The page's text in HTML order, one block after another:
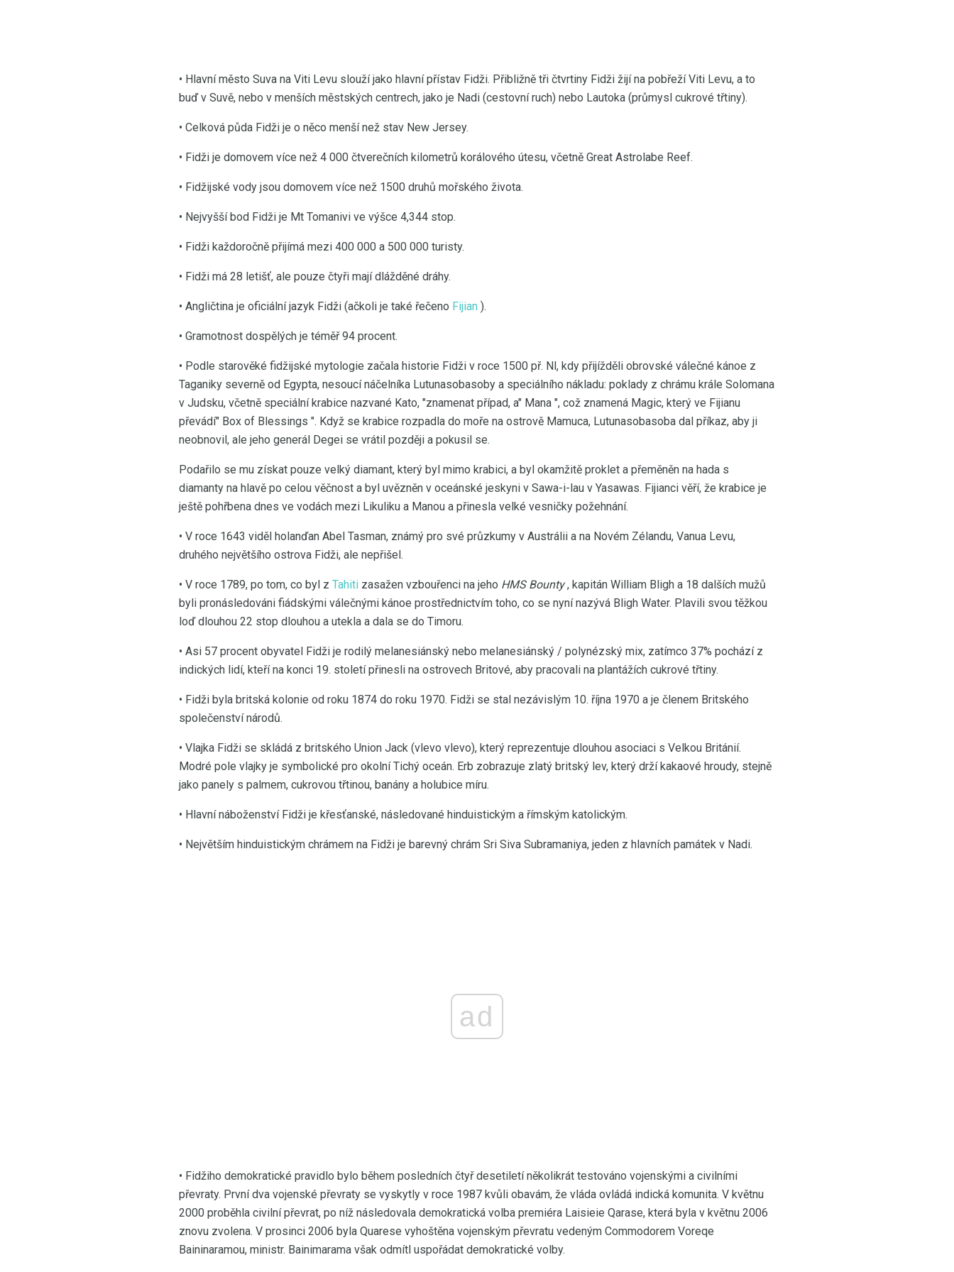
• Hlavní město Suva na Viti Levu slouží jako hlavní přístav Fidži. Přibližně tři čtvrtiny Fidži žijí na pobřeží Viti Levu, a to
buď v Suvě, nebo v menších městských centrech, jako je Nadi (cestovní ruch) nebo Lautoka (průmysl cukrové třtiny).
• Celková půda Fidži je o něco menší než stav New Jersey.
• Fidži je domovem více než 4 000 čtverečních kilometrů korálového útesu, včetně Great Astrolabe Reef.
• Fidžijské vody jsou domovem více než 1500 druhů mořského života.
• Nejvyšší bod Fidži je Mt Tomanivi ve výšce 4,344 stop.
• Fidži každoročně přijímá mezi 400 000 a 500 000 turisty.
• Fidži má 28 letišť, ale pouze čtyři mají dlážděné dráhy.
• Angličtina je oficiální jazyk Fidži (ačkoli je také řečeno Fijian ).
• Gramotnost dospělých je téměř 94 procent.
• Podle starověké fidžijské mytologie začala historie Fidži v roce 1500 př. Nl, kdy přijížděli obrovské válečné kánoe z
Taganiky severně od Egypta, nesoucí náčelníka Lutunasobasoby a speciálního nákladu: poklady z chrámu krále Solomana
v Judsku, včetně speciální krabice nazvané Kato, "znamenat případ, a" Mana ", což znamená Magic, který ve Fijianu
převádí" Box of Blessings ". Když se krabice rozpadla do moře na ostrově Mamuca, Lutunasobasoba dal příkaz, aby ji
neobnovil, ale jeho generál Degei se vrátil později a pokusil se.
Podařilo se mu získat pouze velký diamant, který byl mimo krabici, a byl okamžitě proklet a přeměněn na hada s
diamanty na hlavě po celou věčnost a byl uvězněn v oceánské jeskyni v Sawa-i-lau v Yasawas. Fijianci věří, že krabice je
ještě pohřbena dnes ve vodách mezi Likuliku a Manou a přinesla velké vesničky požehnání.
• V roce 1643 viděl holanďan Abel Tasman, známý pro své průzkumy v Austrálii a na Novém Zélandu, Vanua Levu,
druhého největšího ostrova Fidži, ale nepřišel.
• V roce 1789, po tom, co byl z Tahiti zasažen vzbouřenci na jeho HMS Bounty, kapitán William Bligh a 18 dalších mužů
byli pronásledováni fiádskými válečnými kánoe prostřednictvím toho, co se nyní nazývá Bligh Water. Plavili svou těžkou
loď dlouhou 22 stop dlouhou a utekla a dala se do Timoru.
• Asi 57 procent obyvatel Fidži je rodilý melanesiánský nebo melanesiánský / polynézský mix, zatímco 37% pochází z
indických lidí, kteří na konci 19. století přinesli na ostrovech Britové, aby pracovali na plantážích cukrové třtiny.
• Fidži byla britská kolonie od roku 1874 do roku 1970. Fidži se stal nezávislým 10. října 1970 a je členem Britského
společenství národů.
• Vlajka Fidži se skládá z britského Union Jack (vlevo vlevo), který reprezentuje dlouhou asociaci s Velkou Británií.
Modré pole vlajky je symbolické pro okolní Tichý oceán. Erb zobrazuje zlatý britský lev, který drží kakaové hroudy, stejně
jako panely s palmem, cukrovou třtinou, banány a holubice míru.
• Hlavní náboženství Fidži je křesťanské, následované hinduistickým a římským katolickým.
• Největším hinduistickým chrámem na Fidži je barevný chrám Sri Siva Subramaniya, jeden z hlavních památek v Nadi.
ad
• Fidžiho demokratické pravidlo bylo během posledních čtyř desetiletí několikrát testováno vojenskými a civilními
převraty. První dva vojenské převraty se vyskytly v roce 1987 kvůli obavám, že vláda ovládá indická komunita. V květnu
2000 proběhla civilní převrat, po níž následovala demokratická volba premiéra Laisieie Qarase, která byla v květnu 2006
znovu zvolena. V prosinci 2006 byla Quarese vyhoštěna vojenským převratu vedeným Commodorem Voreqe
Baininaramou, ministr. Bainimarama však odmítl uspořádat demokratické volby.